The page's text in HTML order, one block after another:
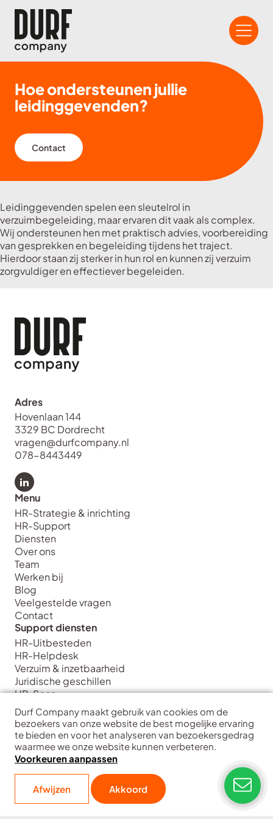
Durf Company maakt gebruik van cookies om de
bezoekers van onze website de best mogelijke ervaring
te bieden en voor het analyseren van bezoekersgedrag
waarmee we onze website kunnen verbeteren.
Voorkeuren aanpassen
Afwijzen Akkoord
Hoe ondersteunen jullie
leidinggevenden?
Contact
Leidinggevenden spelen een sleutelrol in
verzuimbegeleiding, maar ervaren dit vaak als complex.
Wij ondersteunen hen met praktisch advies, voorbereiding
van gesprekken en begeleiding tijdens het traject.
Hierdoor staan zij sterker in hun rol en kunnen zij verzuim
zorgvuldiger en effectiever begeleiden.
Adres
Hovenlaan 144
3329 BC Dordrecht
vragen@durfcompany.nl
078-8443449
Bekijk LinkedIn van Durf Company
Menu
HR-Strategie & inrichting
HR-Support
Diensten
Over ons
Team
Werken bij
Blog
Veelgestelde vragen
Contact
Support diensten
HR-Uitbesteden
HR-Helpdesk
Verzuim & inzetbaarheid
Juridische geschillen
HR-Scan
Strategie diensten
HR Strategie & Inrichting
HR Transformatie & Implementatie
HR Training & Coaching
HR Data & Analytics
Interim HR
Durf Company | Hart voor ondernemers